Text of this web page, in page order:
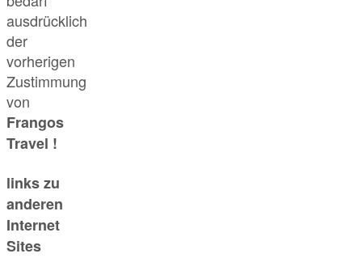
ausdrücklich
der
vorherigen
Zustimmung
von
Frangos
Travel !
links zu
anderen
Internet
Sites